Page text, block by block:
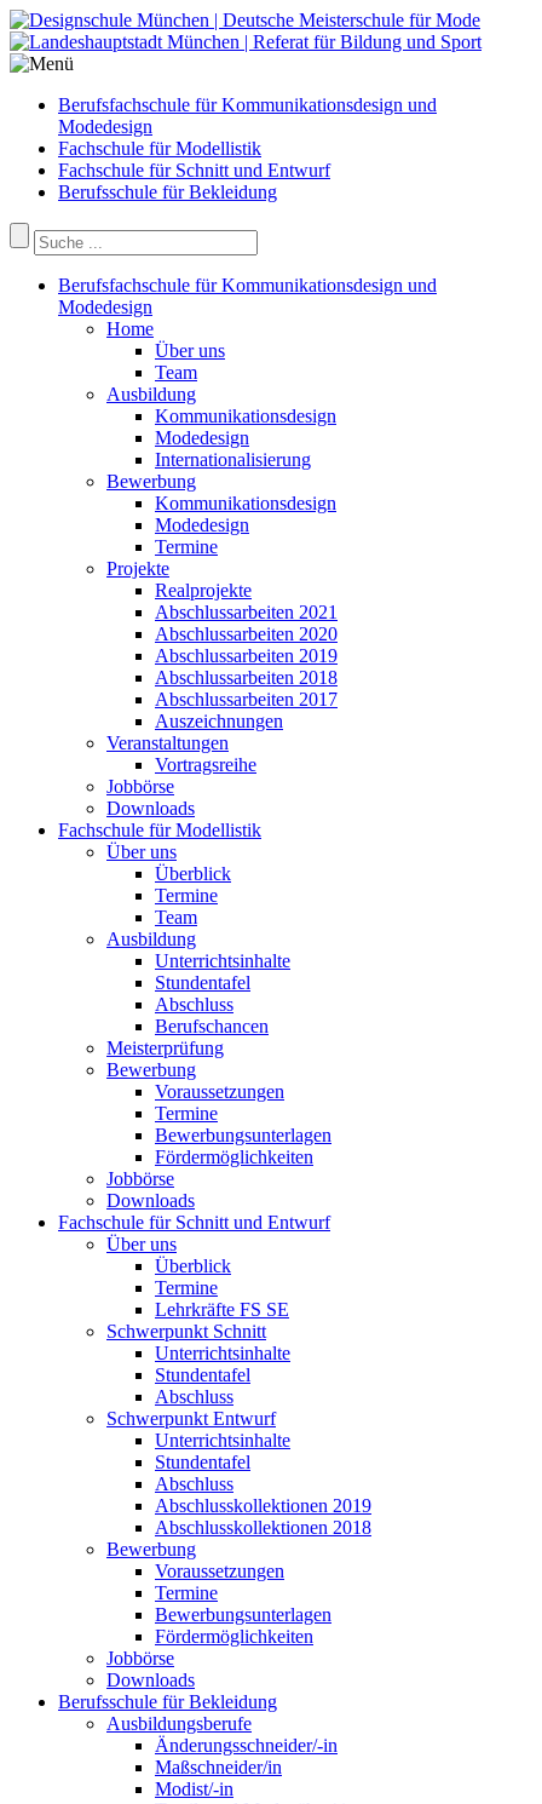
Berufsfachschule für Kommunikationsdesign und
Modedesign
Fachschule für Modellistik
Fachschule für Schnitt und Entwurf
Berufsschule für Bekleidung
Berufsfachschule für Kommunikationsdesign und
Modedesign
Home
Über uns
Team
Ausbildung
Kommunikationsdesign
Modedesign
Internationalisierung
Bewerbung
Kommunikationsdesign
Modedesign
Termine
Projekte
Realprojekte
Abschlussarbeiten 2021
Abschlussarbeiten 2020
Abschlussarbeiten 2019
Abschlussarbeiten 2018
Abschlussarbeiten 2017
Auszeichnungen
Veranstaltungen
Vortragsreihe
Jobbörse
Downloads
Fachschule für Modellistik
Über uns
Überblick
Termine
Team
Ausbildung
Unterrichtsinhalte
Stundentafel
Abschluss
Berufschancen
Meisterprüfung
Bewerbung
Voraussetzungen
Termine
Bewerbungsunterlagen
Fördermöglichkeiten
Jobbörse
Downloads
Fachschule für Schnitt und Entwurf
Über uns
Überblick
Termine
Lehrkräfte FS SE
Schwerpunkt Schnitt
Unterrichtsinhalte
Stundentafel
Abschluss
Schwerpunkt Entwurf
Unterrichtsinhalte
Stundentafel
Abschluss
Abschlusskollektionen 2019
Abschlusskollektionen 2018
Bewerbung
Voraussetzungen
Termine
Bewerbungsunterlagen
Fördermöglichkeiten
Jobbörse
Downloads
Berufsschule für Bekleidung
Ausbildungsberufe
Änderungsschneider/-in
Maßschneider/in
Modist/-in